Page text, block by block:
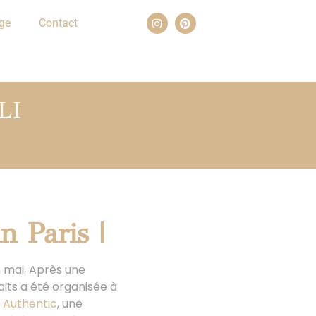
Contact
Paris |
Après une
a été organisée à
Authentic, une